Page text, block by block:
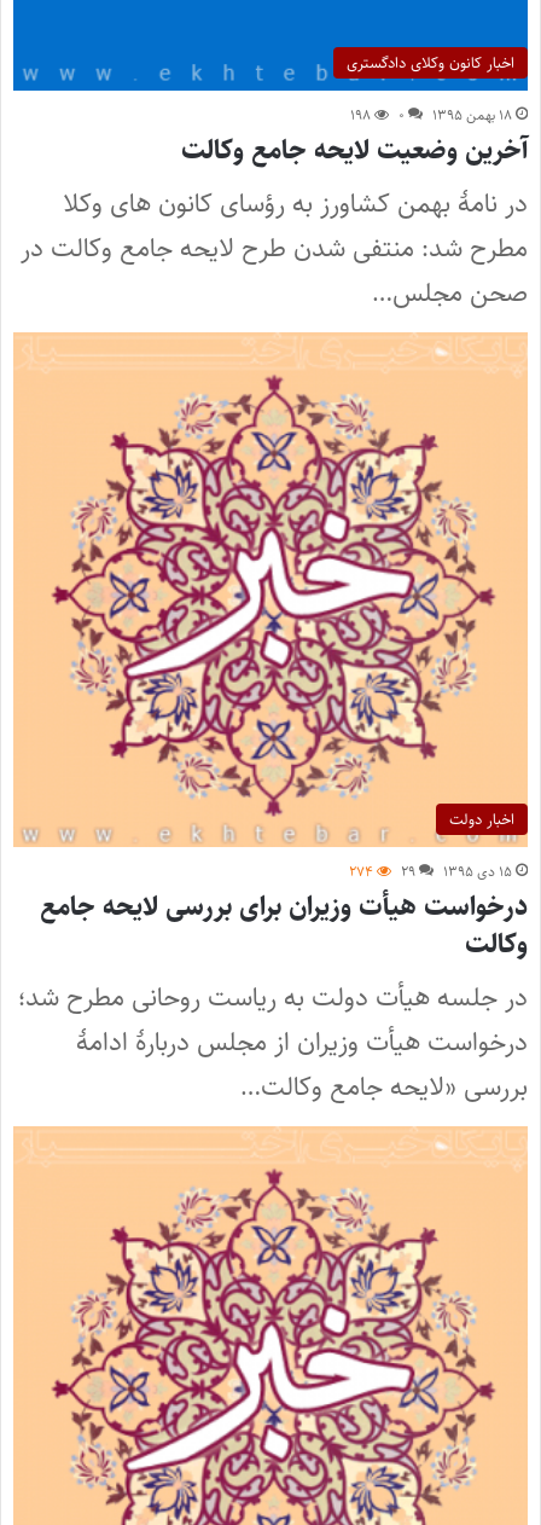
اخبار کانون وکلای دادگستری
۱۸ بهمن ۱۳۹۵ ۰ ۱۹۸
آخرین وضعیت لایحه جامع وکالت
در نامۀ بهمن کشاورز به رؤسای کانون های وکلا
مطرح شد: منتفی شدن طرح لایحه جامع وکالت در
صحن مجلس…
اخبار دولت
۱۵ دی ۱۳۹۵ ۲۹ ۲۷۴
درخواست هیأت وزیران برای بررسی لایحه جامع
وکالت
در جلسه هیأت دولت به ریاست روحانی مطرح شد؛
درخواست هیأت وزیران از مجلس دربارۀ ادامۀ
بررسی «لایحه جامع وکالت…